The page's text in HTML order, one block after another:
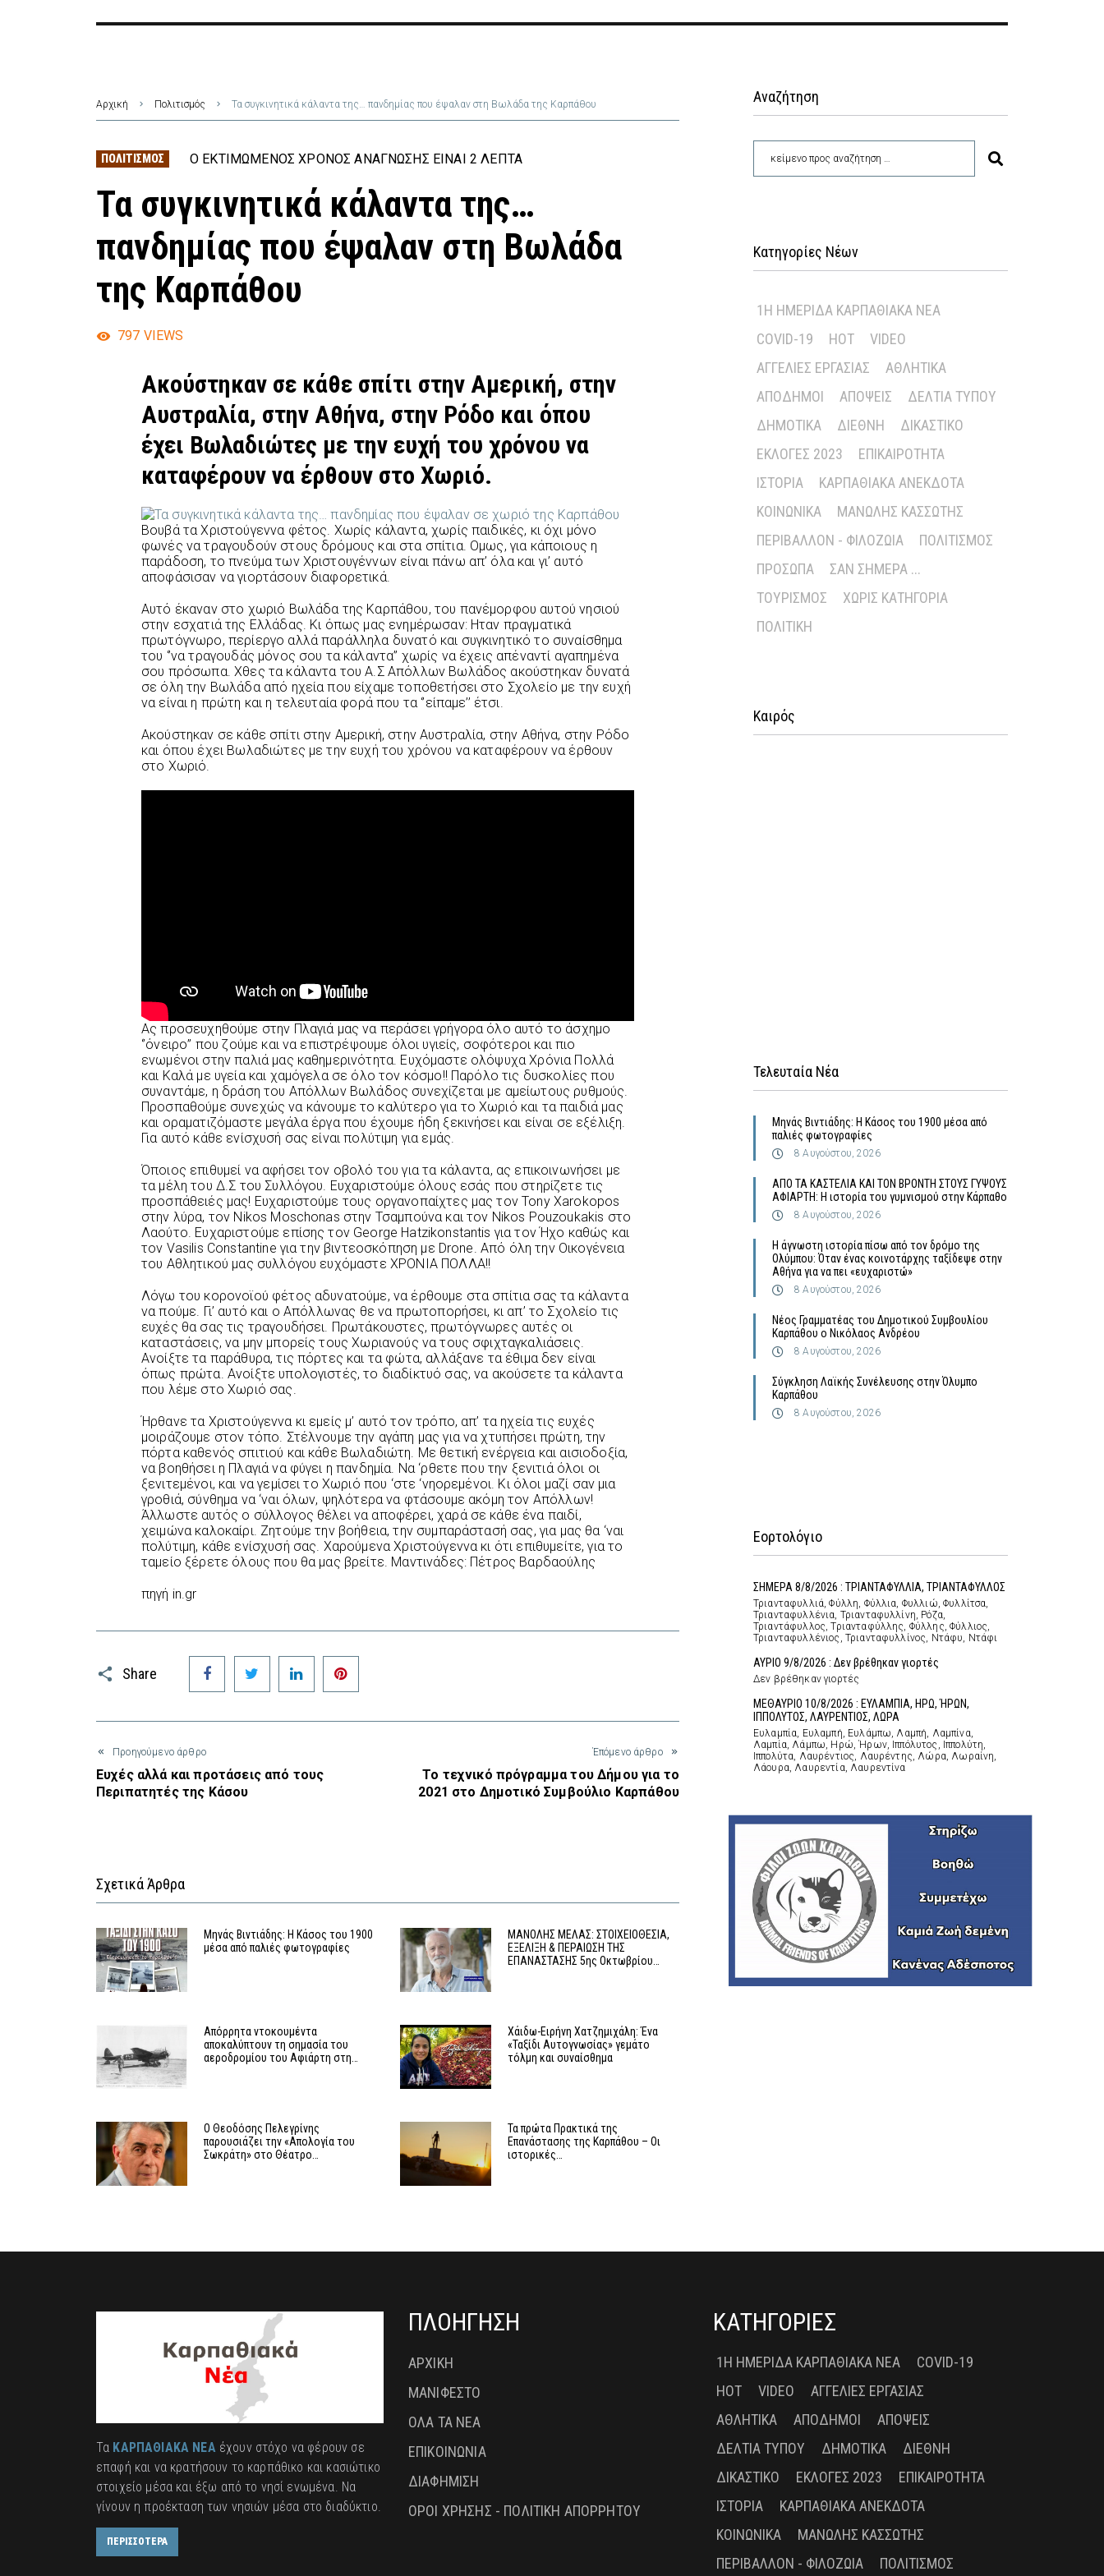
Αρχική Πολιτισμός Τα συγκινητικά κάλαντα της… πανδημίας που έψαλαν στη Βωλάδα της Καρπάθου
ΠΟΛΙΤΙΣΜΌΣ Ο ΕΚΤΙΜΏΜΕΝΟΣ ΧΡΌΝΟΣ ΑΝΆΓΝΩΣΗΣ ΕΊΝΑΙ 2 ΛΕΠΤΆ
Τα συγκινητικά κάλαντα της…
πανδημίας που έψαλαν στη Βωλάδα
της Καρπάθου
797 VIEWS
Ακούστηκαν σε κάθε σπίτι στην Αμερική, στην
Αυστραλία, στην Αθήνα, στην Ρόδο και όπου
έχει Βωλαδιώτες με την ευχή του χρόνου να
καταφέρουν να έρθουν στο Χωριό.
Βουβά τα Χριστούγεννα φέτος. Χωρίς κάλαντα, χωρίς παιδικές, κι όχι μόνο
φωνές να τραγουδούν στους δρόμους και στα σπίτια. Ομως, για κάποιους η
παράδοση, το πνεύμα των Χριστουγέννων είναι πάνω απ’ όλα και γι’ αυτό
αποφάσισαν να γιορτάσουν διαφορετικά.
Αυτό έκαναν στο χωριό Βωλάδα της Καρπάθου, του πανέμορφου αυτού νησιού
στην εσχατιά της Ελλάδας. Κι όπως μας ενημέρωσαν: Ηταν πραγματικά
πρωτόγνωρο, περίεργο αλλά παράλληλα δυνατό και συγκινητικό το συναίσθημα
του ‘’να τραγουδάς μόνος σου τα κάλαντα’’ χωρίς να έχεις απέναντί αγαπημένα
σου πρόσωπα. Χθες τα κάλαντα του Α.Σ Απόλλων Βωλάδος ακούστηκαν δυνατά
σε όλη την Βωλάδα από ηχεία που είχαμε τοποθετήσει στο Σχολείο με την ευχή
να είναι η πρώτη και η τελευταία φορά που τα ‘’είπαμε’’ έτσι.
Ακούστηκαν σε κάθε σπίτι στην Αμερική, στην Αυστραλία, στην Αθήνα, στην Ρόδο
και όπου έχει Βωλαδιώτες με την ευχή του χρόνου να καταφέρουν να έρθουν
στο Χωριό.
Ας προσευχηθούμε στην Πλαγιά μας να περάσει γρήγορα όλο αυτό το άσχημο
‘’όνειρο’’ που ζούμε και να επιστρέψουμε όλοι υγιείς, σοφότεροι και πιο
ενωμένοι στην παλιά μας καθημερινότητα. Ευχόμαστε ολόψυχα Χρόνια Πολλά
και Καλά με υγεία και χαμόγελα σε όλο τον κόσμο!! Παρόλο τις δυσκολίες που
συναντάμε, η δράση του Απόλλων Βωλάδος συνεχίζεται με αμείωτους ρυθμούς.
Προσπαθούμε συνεχώς να κάνουμε το καλύτερο για το Χωριό και τα παιδιά μας
και οραματιζόμαστε μεγάλα έργα που έχουμε ήδη ξεκινήσει και είναι σε εξέλιξη.
Για αυτό κάθε ενίσχυσή σας είναι πολύτιμη για εμάς.
Όποιος επιθυμεί να αφήσει τον οβολό του για τα κάλαντα, ας επικοινωνήσει με
τα μέλη του Δ.Σ του Συλλόγου. Ευχαριστούμε όλους εσάς που στηρίζετε τις
προσπάθειές μας! Ευχαριστούμε τους οργανοπαίχτες μας τον Tony Xarokopos
στην λύρα, τον Nikos Moschonas στην Τσαμπούνα και τον Nikos Pouzoukakis στο
Λαούτο. Ευχαριστούμε επίσης τον George Hatzikonstantis για τον Ήχο καθώς και
τον Vasilis Constantine για την βιντεοσκόπηση με Drone. Από όλη την Οικογένεια
του Αθλητικού μας συλλόγου ευχόμαστε ΧΡΟΝΙΑ ΠΟΛΛΑ!!
Λόγω του κορονοϊού φέτος αδυνατούμε, να έρθουμε στα σπίτια σας τα κάλαντα
να πούμε. Γι’ αυτό και ο Απόλλωνας θε να πρωτοπορήσει, κι απ’ το Σχολείο τις
ευχές θα σας τις τραγουδήσει. Πρωτάκουστες, πρωτόγνωρες αυτές οι
καταστάσεις, να μην μπορείς τους Χωριανούς να τους σφιχταγκαλιάσεις.
Ανοίξτε τα παράθυρα, τις πόρτες και τα φώτα, αλλάξανε τα έθιμα δεν είναι
όπως πρώτα. Ανοίξτε υπολογιστές, το διαδίκτυό σας, να ακούσετε τα κάλαντα
που λέμε στο Χωριό σας.
Ήρθανε τα Χριστούγεννα κι εμείς μ’ αυτό τον τρόπο, απ’ τα ηχεία τις ευχές
μοιράζουμε στον τόπο. Στέλνουμε την αγάπη μας για να χτυπήσει πρώτη, την
πόρτα καθενός σπιτιού και κάθε Βωλαδιώτη. Με θετική ενέργεια και αισιοδοξία,
να βοηθήσει η Πλαγιά να φύγει η πανδημία. Να ‘ρθετε που την ξενιτιά όλοι οι
ξενιτεμένοι, και να γεμίσει το Χωριό που ‘στε ‘νηορεμένοι. Κι όλοι μαζί σαν μια
γροθιά, σύνθημα να ‘ναι όλων, ψηλότερα να φτάσουμε ακόμη τον Απόλλων!
Άλλωστε αυτός ο σύλλογος θέλει να αποφέρει, χαρά σε κάθε ένα παιδί,
χειμώνα καλοκαίρι. Ζητούμε την βοήθεια, την συμπαράστασή σας, για μας θα ‘ναι
πολύτιμη, κάθε ενίσχυσή σας. Χαρούμενα Χριστούγεννα κι ότι επιθυμείτε, για το
ταμείο ξέρετε όλους που θα μας βρείτε. Μαντινάδες: Πέτρος Βαρδαούλης
πηγή in.gr
Share
Facebook Twitter LinkedIn
Προηγούμενο άρθρο
Ευχές αλλά και προτάσεις από τους
Περιπατητές της Κάσου
Έπόμενο άρθρο
Το τεχνικό πρόγραμμα του Δήμου για το
2021 στο Δημοτικό Συμβούλιο Καρπάθου
Σχετικά Άρθρα
Μηνάς Βιντιάδης: Η Κάσος του 1900
μέσα από παλιές φωτογραφίες
MΑΝΟΛΗΣ ΜΕΛΑΣ: ΣΤΟΙΧΕΙΟΘΕΣΙΑ,
ΕΞΕΛΙΞΗ & ΠΕΡΑΙΩΣΗ ΤΗΣ
ΕΠΑΝΑΣΤΑΣΗΣ 5ης Οκτωβρίου…
Απόρρητα ντοκουμέντα
αποκαλύπτουν τη σημασία του
αεροδρομίου του Αφιάρτη στη…
Χάιδω-Ειρήνη Χατζημιχάλη: Ένα
«Ταξίδι Αυτογνωσίας» γεμάτο
τόλμη και συναίσθημα
Ο Θεοδόσης Πελεγρίνης
παρουσιάζει την «Απολογία του
Σωκράτη» στο Θέατρο…
Τα πρώτα Πρακτικά της
Επανάστασης της Καρπάθου – Οι
ιστορικές…
Αναζήτηση
Κατηγορίες Νέων
1Η ΗΜΕΡΊΔΑ ΚΑΡΠΑΘΙΑΚΆ ΝΈΑ
COVID-19
HOT
VIDEO
ΑΓΓΕΛΊΕΣ ΕΡΓΑΣΊΑΣ
ΑΘΛΗΤΙΚΆ
ΑΠΌΔΗΜΟΙ
ΑΠΌΨΕΙΣ
ΔΕΛΤΊΑ ΤΎΠΟΥ
ΔΗΜΟΤΙΚΆ
ΔΙΕΘΝΉ
ΔΙΚΑΣΤΙΚΌ
ΕΚΛΟΓΈΣ 2023
ΕΠΙΚΑΙΡΌΤΗΤΑ
ΙΣΤΟΡΊΑ
ΚΑΡΠΑΘΙΑΚΆ ΑΝΈΚΔΟΤΑ
ΚΟΙΝΩΝΙΚΆ
ΜΑΝΏΛΗΣ ΚΑΣΣΏΤΗΣ
ΠΕΡΙΒΆΛΛΟΝ - ΦΙΛΟΖΩΊΑ
ΠΟΛΙΤΙΣΜΌΣ
ΠΡΌΣΩΠΑ
ΣΑΝ ΣΉΜΕΡΑ ...
ΤΟΥΡΙΣΜΌΣ
ΧΩΡΊΣ ΚΑΤΗΓΟΡΊΑ
ΠΟΛΙΤΙΚΉ
Καιρός
Τελευταία Νέα
Μηνάς Βιντιάδης: Η Κάσος του 1900 μέσα από
παλιές φωτογραφίες
8 Αυγούστου, 2026
ΑΠΟ ΤΑ ΚΑΣΤΕΛΙΑ ΚΑΙ ΤΟΝ ΒΡΟΝΤΗ ΣΤΟΥΣ ΓΥΨΟΥΣ
ΑΦΙΑΡΤΗ: Η ιστορία του γυμνισμού στην Κάρπαθο
8 Αυγούστου, 2026
Η άγνωστη ιστορία πίσω από τον δρόμο της
Ολύμπου: Όταν ένας κοινοτάρχης ταξίδεψε στην
Αθήνα για να πει «ευχαριστώ»
8 Αυγούστου, 2026
Νέος Γραμματέας του Δημοτικού Συμβουλίου
Καρπάθου ο Νικόλαος Ανδρέου
8 Αυγούστου, 2026
Σύγκληση Λαϊκής Συνέλευσης στην Όλυμπο
Καρπάθου
8 Αυγούστου, 2026
Εορτολόγιο
ΣΗΜΕΡΑ 8/8/2026 : ΤΡΙΑΝΤΑΦΥΛΛΙΑ, ΤΡΙΑΝΤΑΦΥΛΛΟΣ
Τριανταφυλλιά, Φύλλη, Φύλλια, Φυλλιώ, Φυλλίτσα,
Τριανταφυλλένια, Τριανταφυλλίνη, Ρόζα,
Τριαντάφυλλος, Τριανταφύλλης, Φύλλης, Φύλλιος,
Τριανταφυλλένιος, Τριανταφυλλίνος, Ντάφυ, Ντάφι
ΑΥΡΙΟ 9/8/2026 : Δεν βρέθηκαν γιορτές
Δεν βρέθηκαν γιορτές
ΜΕΘΑΥΡΙΟ 10/8/2026 : ΕΥΛΑΜΠΙΑ, ΗΡΩ, ΉΡΩΝ,
ΙΠΠΟΛΥΤΟΣ, ΛΑΥΡΕΝΤΙΟΣ, ΛΩΡΑ
Ευλαμπία, Ευλαμπή, Ευλάμπω, Λαμπή, Λαμπίνα,
Λαμπία, Λάμπω, Ηρώ, Ήρων, Ιππόλυτος, Ιππολύτη,
Ιππολύτα, Λαυρέντιος, Λαυρέντης, Λώρα, Λωραίνη,
Λάουρα, Λαυρεντία, Λαυρεντίνα
Τα ΚΑΡΠΑΘΙΑΚΑ ΝΕΑ έχουν στόχο να φέρουν σε
επαφή και να κρατήσουν το καρπάθικο και κασιώτικο
στοιχείο μέσα και έξω από το νησί ενωμένα. Να
γίνουν η προέκταση των νησιών μέσα στο διαδύκτιο.
ΠΕΡΙΣΣΟΤΕΡΑ
ΠΛΟΗΓΗΣΗ
ΑΡΧΙΚΗ
ΜΑΝΙΦΕΣΤΟ
ΟΛΑ ΤΑ ΝΕΑ
ΕΠΙΚΟΙΝΩΝΙΑ
ΔΙΑΦΗΜΙΣΗ
ΟΡΟΙ ΧΡΗΣΗΣ - ΠΟΛΙΤΙΚΗ ΑΠΟΡΡΗΤΟΥ
ΚΑΤΗΓΟΡΙΕΣ
1Η ΗΜΕΡΊΔΑ ΚΑΡΠΑΘΙΑΚΆ ΝΈΑ
COVID-19
HOT
VIDEO
ΑΓΓΕΛΊΕΣ ΕΡΓΑΣΊΑΣ
ΑΘΛΗΤΙΚΆ
ΑΠΌΔΗΜΟΙ
ΑΠΌΨΕΙΣ
ΔΕΛΤΊΑ ΤΎΠΟΥ
ΔΗΜΟΤΙΚΆ
ΔΙΕΘΝΉ
ΔΙΚΑΣΤΙΚΌ
ΕΚΛΟΓΈΣ 2023
ΕΠΙΚΑΙΡΌΤΗΤΑ
ΙΣΤΟΡΊΑ
ΚΑΡΠΑΘΙΑΚΆ ΑΝΈΚΔΟΤΑ
ΚΟΙΝΩΝΙΚΆ
ΜΑΝΏΛΗΣ ΚΑΣΣΏΤΗΣ
ΠΕΡΙΒΆΛΛΟΝ - ΦΙΛΟΖΩΊΑ
ΠΟΛΙΤΙΣΜΌΣ